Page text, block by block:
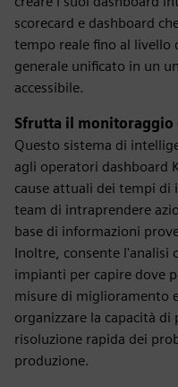
scorecard e dashboard
tempo reale fino al livello
generale unificato in un
accessibile.
Sfrutta il
Questo sistema di
agli operatori dashboard
cause attuali dei tempi di
team di intraprendere
base di informazioni
Inoltre, consente l'analisi
impianti per capire dove
misure di miglioramento
organizzare la capacità
risoluzione rapida dei
produzione.